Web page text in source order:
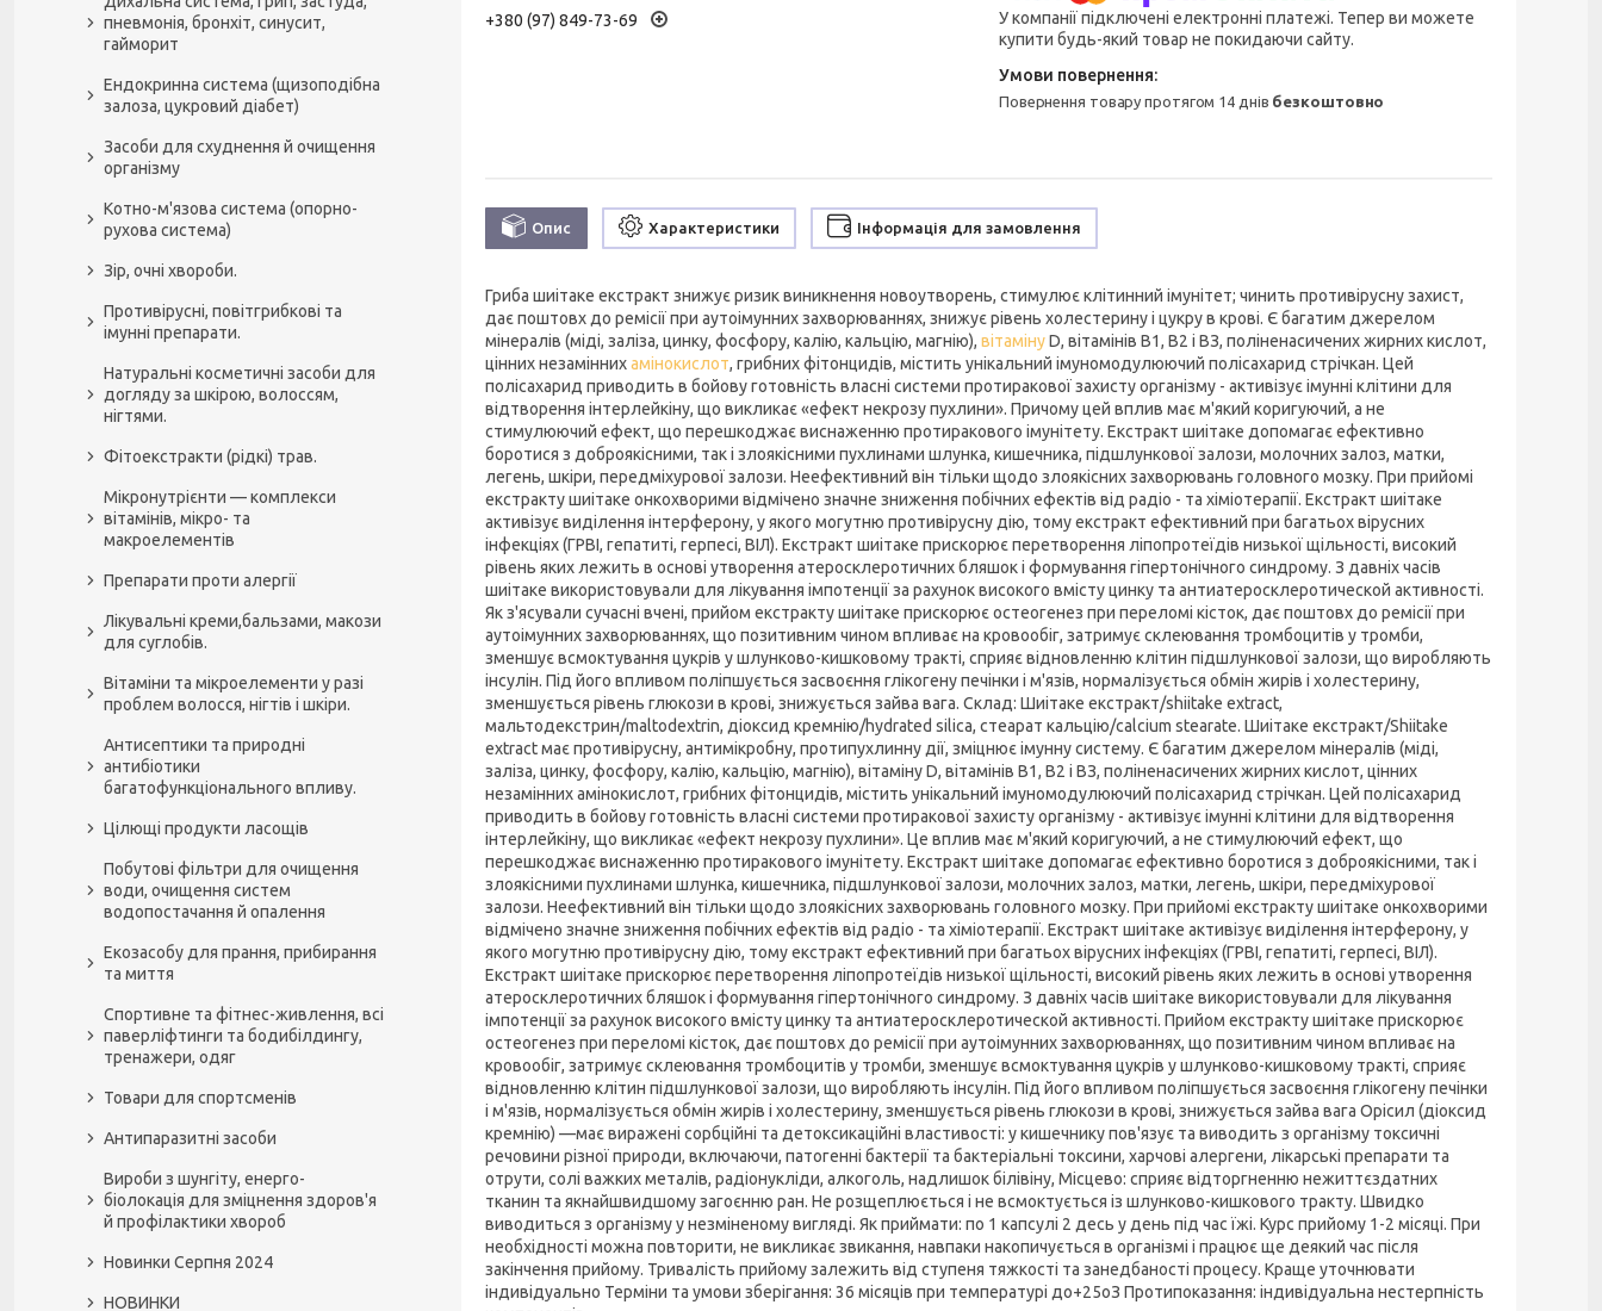
+380 (97) 849-73-69
У компанії підключені електронні платежі. Тепер ви можете
купити будь-який товар не покидаючи сайту.
повернення товару протягом 14 днів безкоштовно
Опис Характеристики Інформація для замовлення
Гриба шиітаке екстракт знижує ризик виникнення новоутворень, стимулює клітинний імунітет; чинить противірусну захист,
дає поштовх до ремісії при аутоімунних захворюваннях, знижує рівень холестерину і цукру в крові. Є багатим джерелом
мінералів (міді, заліза, цинку, фосфору, калію, кальцію, магнію), вітамінуD, вітамінів В1, В2 і ВЗ, поліненасичених жирних кислот,
цінних незаміннихамінокислот, грибних фітонцидів, містить унікальний імуномодулюючий полісахарид стрічкан. Цей
полісахарид приводить в бойову готовність власні системи протиракової захисту організму - активізує імунні клітини для
відтворення інтерлейкіну, що викликає «ефект некрозу пухлини». Причому цей вплив має м'який коригуючий, а не
стимулюючий ефект, що перешкоджає виснаженню протиракового імунітету. Екстракт шиітаке допомагає ефективно
боротися з доброякісними, так і злоякісними пухлинами шлунка, кишечника, підшлункової залози, молочних залоз, матки,
легень, шкіри, передміхурової залози. Неефективний він тільки щодо злоякісних захворювань головного мозку. При прийомі
екстракту шиітаке онкохворими відмічено значне зниження побічних ефектів від радіо - та хіміотерапії. Екстракт шиітаке
активізує виділення інтерферону, у якого могутню противірусну дію, тому екстракт ефективний при багатьох вірусних
інфекціях (ГРВІ, гепатиті, герпесі, ВІЛ). Екстракт шиітаке прискорює перетворення ліпопротеїдів низької щільності, високий
рівень яких лежить в основі утворення атеросклеротичних бляшок і формування гіпертонічного синдрому. З давніх часів
шиітаке використовували для лікування імпотенції за рахунок високого вмісту цинку та антиатеросклеротической активності.
Як з'ясували сучасні вчені, прийом екстракту шиітаке прискорює остеогенез при переломі кісток, дає поштовх до ремісії при
аутоімунних захворюваннях, що позитивним чином впливає на кровообіг, затримує склеювання тромбоцитів у тромби,
зменшує всмоктування цукрів у шлунково-кишковому тракті, сприяє відновленню клітин підшлункової залози, що виробляють
інсулін. Під його впливом поліпшується засвоєння глікогену печінки і м'язів, нормалізується обмін жирів і холестерину,
зменшується рівень глюкози в крові, знижується зайва вага. Склад: Шиітаке екстракт/shiitake extract,
мальтодекстрин/maltodextrin, діоксид кремнію/hydrated silica, стеарат кальцію/calcium stearate. Шиітаке екстракт/Shiitake
extract має противірусну, антимікробну, протипухлинну дії, зміцнює імунну систему. Є багатим джерелом мінералів (міді,
заліза, цинку, фосфору, калію, кальцію, магнію), вітаміну D, вітамінів В1, В2 і ВЗ, поліненасичених жирних кислот, цінних
незамінних амінокислот, грибних фітонцидів, містить унікальний імуномодулюючий полісахарид стрічкан. Цей полісахарид
приводить в бойову готовність власні системи протиракової захисту організму - активізує імунні клітини для відтворення
інтерлейкіну, що викликає «ефект некрозу пухлини». Це вплив має м'який коригуючий, а не стимулюючий ефект, що
перешкоджає виснаженню протиракового імунітету. Екстракт шиітаке допомагає ефективно боротися з доброякісними, так і
злоякісними пухлинами шлунка, кишечника, підшлункової залози, молочних залоз, матки, легень, шкіри, передміхурової
залози. Неефективний він тільки щодо злоякісних захворювань головного мозку. При прийомі екстракту шиітаке онкохворими
відмічено значне зниження побічних ефектів від радіо - та хіміотерапії. Екстракт шиітаке активізує виділення інтерферону, у
якого могутню противірусну дію, тому екстракт ефективний при багатьох вірусних інфекціях (ГРВІ, гепатиті, герпесі, ВІЛ).
Екстракт шиітаке прискорює перетворення ліпопротеїдів низької щільності, високий рівень яких лежить в основі утворення
атеросклеротичних бляшок і формування гіпертонічного синдрому. З давніх часів шиітаке використовували для лікування
імпотенції за рахунок високого вмісту цинку та антиатеросклеротической активності. Прийом екстракту шиітаке прискорює
остеогенез при переломі кісток, дає поштовх до ремісії при аутоімунних захворюваннях, що позитивним чином впливає на
кровообіг, затримує склеювання тромбоцитів у тромби, зменшує всмоктування цукрів у шлунково-кишковому тракті, сприяє
відновленню клітин підшлункової залози, що виробляють інсулін. Під його впливом поліпшується засвоєння глікогену печінки
і м'язів, нормалізується обмін жирів і холестерину, зменшується рівень глюкози в крові, знижується зайва вага Орісил (діоксид
кремнію) —має виражені сорбційні та детоксикаційні властивості: у кишечнику пов'язує та виводить з організму токсичні
речовини різної природи, включаючи, патогенні бактерії та бактеріальні токсини, харчові алергени, лікарські препарати та
отрути, солі важких металів, радіонукліди, алкоголь, надлишок білівіну, Місцево: сприяє відторгненню нежиттєздатних
тканин та якнайшвидшому загоєнню ран. Не розщеплюється і не всмоктується із шлунково-кишкового тракту. Швидко
виводиться з організму у незміненому вигляді. Як приймати: по 1 капсулі 2 десь у день під час їжі. Курс прийому 1-2 місяці. При
необхідності можна повторити, не викликає звикання, навпаки накопичується в організмі і працює ще деякий час після
закінчення прийому. Тривалість прийому залежить від ступеня тяжкості та занедбаності процесу. Краще уточнювати
індивідуально Терміни та умови зберігання: 36 місяців при температурі до+25оЗ Протипоказання: індивідуальна нестерпність
пневмонія, бронхіт, синусит,
гайморит
Ендокринна система (щизоподібна
залоза, цукровий діабет)
Засоби для схуднення й очищення
організму
Котно-м'язова система (опорно-
рухова система)
Зір, очні хвороби.
Противірусні, повітгрибкові та
імунні препарати.
Натуральні косметичні засоби для
догляду за шкірою, волоссям,
нігтями.
Фітоекстракти (рідкі) трав.
Мікронутрієнти — комплекси
вітамінів, мікро- та
макроелементів
Препарати проти алергії
Лікувальні креми,бальзами, макози
для суглобів.
Вітаміни та мікроелементи у разі
проблем волосся, нігтів і шкіри.
Антисептики та природні
антибіотики
багатофункціонального впливу.
Цілющі продукти ласощів
Побутові фільтри для очищення
води, очищення систем
водопостачання й опалення
Екозасобу для прання, прибирання
та миття
Спортивне та фітнес-живлення, всі
паверліфтинги та бодибілдингу,
тренажери, одяг
Товари для спортсменів
Антипаразитні засоби
Вироби з шунгіту, енерго-
біолокація для зміцнення здоров'я
й профілактики хвороб
Новинки Серпня 2024
НОВИНКИ